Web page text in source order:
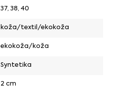
37, 38, 40
koža/textil/ekokoža
ekokoža/koža
Syntetika
2 cm